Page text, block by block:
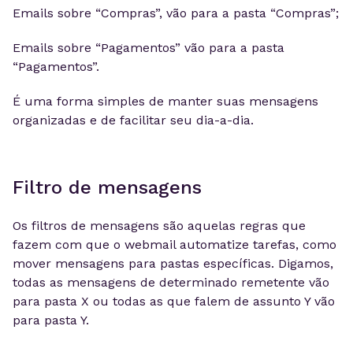
Emails sobre “Compras”, vão para a pasta “Compras”;
Emails sobre “Pagamentos” vão para a pasta
“Pagamentos”.
É uma forma simples de manter suas mensagens
organizadas e de facilitar seu dia-a-dia.
Filtro de mensagens
Os filtros de mensagens são aquelas regras que
fazem com que o webmail automatize tarefas, como
mover mensagens para pastas específicas. Digamos,
todas as mensagens de determinado remetente vão
para pasta X ou todas as que falem de assunto Y vão
para pasta Y.